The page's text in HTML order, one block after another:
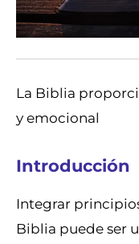
La Biblia
y emocional
Introducción
Integrar
Biblia puede ser